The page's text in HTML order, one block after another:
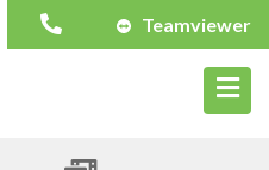
Teamviewer